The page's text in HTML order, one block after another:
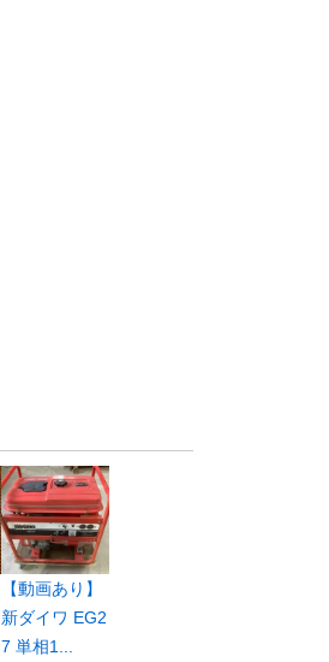
【動画あり】
新ダイワ EG2
7 単相1...